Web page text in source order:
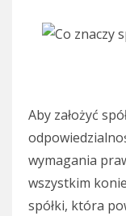
Aby założyć
wymagania
wszystkim
spółki, która